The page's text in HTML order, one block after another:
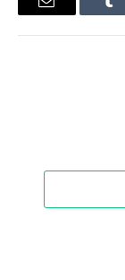
Tumblr
البريد